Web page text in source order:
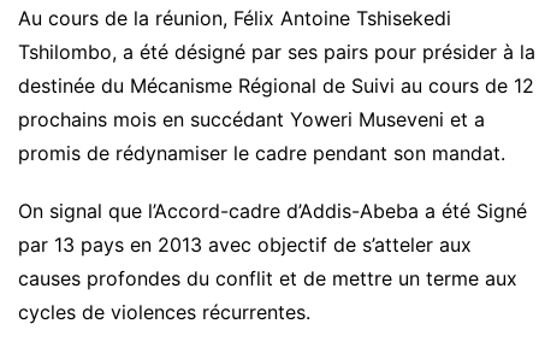
Au cours de la réunion, Félix Antoine Tshisekedi
Tshilombo, a été désigné par ses pairs pour présider à la
destinée du Mécanisme Régional de Suivi au cours de 12
prochains mois en succédant Yoweri Museveni et a
promis de rédynamiser le cadre pendant son mandat.
On signal que l’Accord-cadre d’Addis-Abeba a été Signé
par 13 pays en 2013 avec objectif de s’atteler aux
causes profondes du conflit et de mettre un terme aux
cycles de violences récurrentes.